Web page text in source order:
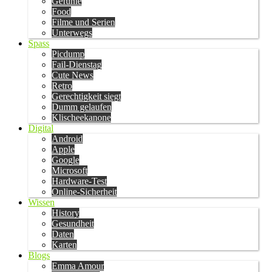
Food
Filme und Serien
Unterwegs
Spass
Picdump
Fail-Dienstag
Cute News
Retro
Gerechtigkeit siegt
Dumm gelaufen
Klischeekanone
Digital
Android
Apple
Google
Microsoft
Hardware-Test
Online-Sicherheit
Wissen
History
Gesundheit
Daten
Karten
Blogs
Emma Amour